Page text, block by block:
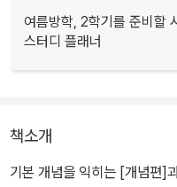
여름방학, 2학기를 준비할
스터디 플래너
책소개
기본 개념을 익히는 [개념편]